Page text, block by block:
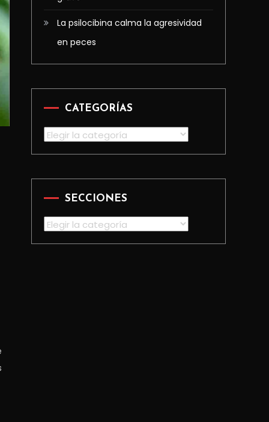
La psilocibina calma la agresividad
en peces
CATEGORÍAS
Categorías
SECCIONES
Secciones